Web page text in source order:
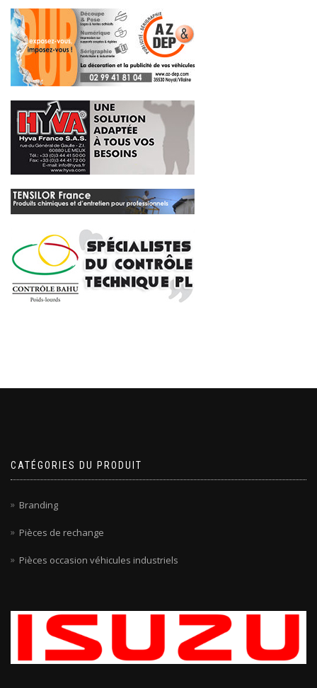
CATÉGORIES DU PRODUIT
Branding
Pièces de rechange
Pièces occasion véhicules industriels